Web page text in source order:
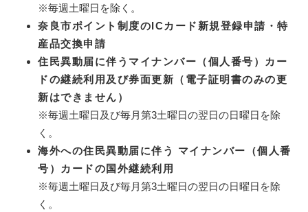
※毎週土曜日を除く。
奈良市ポイント制度のICカード新規登録申請・特
産品交換申請
住民異動届に伴うマイナンバー（個人番号）カー
ドの継続利用及び券面更新（電子証明書のみの更
新はできません）
※毎週土曜日及び毎月第3土曜日の翌日の日曜日を除
く。
海外への住民異動届に伴う マイナンバー（個人番
号）カードの国外継続利用
※毎週土曜日及び毎月第3土曜日の翌日の日曜日を除
く。